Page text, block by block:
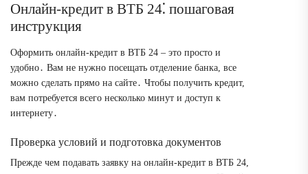
Онлайн-кредит в ВТБ 24⁚ пошаговая
инструкция
Оформить онлайн-кредит в ВТБ 24 – это просто и
удобно․ Вам не нужно посещать отделение банка, все
можно сделать прямо на сайте․ Чтобы получить кредит,
вам потребуется всего несколько минут и доступ к
интернету․
Проверка условий и подготовка документов
Прежде чем подавать заявку на онлайн-кредит в ВТБ 24,